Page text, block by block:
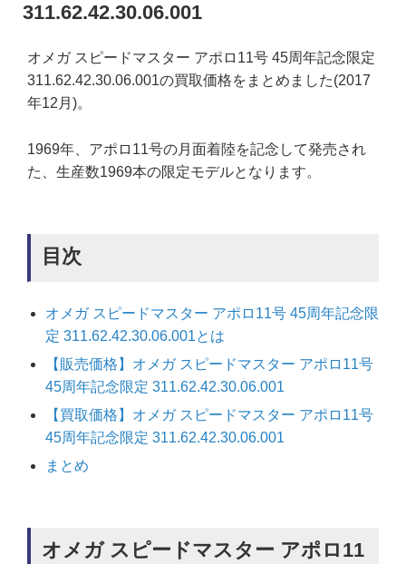
311.62.42.30.06.001
オメガ スピードマスター アポロ11号 45周年記念限定
311.62.42.30.06.001の買取価格をまとめました(2017
年12月)。
1969年、アポロ11号の月面着陸を記念して発売され
た、生産数1969本の限定モデルとなります。
目次
オメガ スピードマスター アポロ11号 45周年記念限
定 311.62.42.30.06.001とは
【販売価格】オメガ スピードマスター アポロ11号
45周年記念限定 311.62.42.30.06.001
【買取価格】オメガ スピードマスター アポロ11号
45周年記念限定 311.62.42.30.06.001
まとめ
オメガ スピードマスター アポロ11